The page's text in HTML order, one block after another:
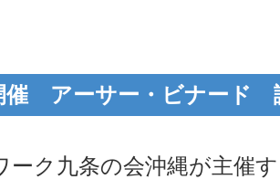
催 アーサー・ビナード
ク九条の会沖縄が主催